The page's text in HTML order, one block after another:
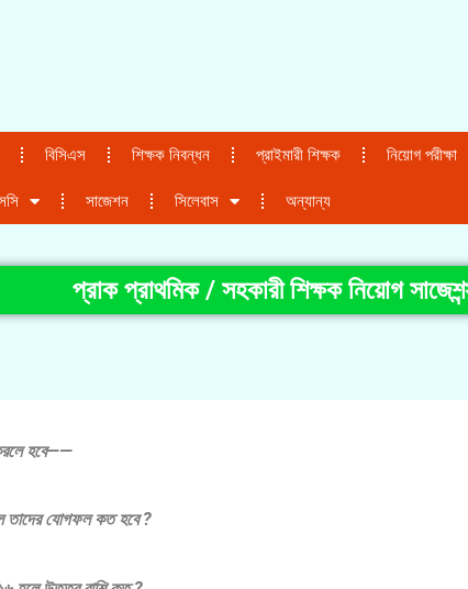
বিসিএস শিক্ষক নিবন্ধন প্রাইমারী শিক্ষক নিয়োগ পরীক্ষা
সাজেশন সিলেবাস অন্যান্য
প্রাক প্রাথমিক / সহকারী শিক্ষক নিয়োগ
হবে——
তাদের যোগফল কত হবে ?